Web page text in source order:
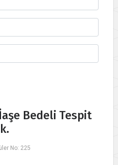
Bedeli Tespit
No: 225